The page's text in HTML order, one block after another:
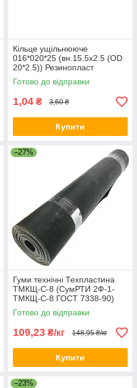
Кільце ущільнююче
016*020*25 (вн.15.5х2.5 (OD
20*2.5)) Резинопласт
Готово до відправки
1,04 ₴ 3,60 ₴
Купити
–27%
Гуми технічні Техпластина
ТМКЩ-С-8 (СумРТИ 2Ф-1-
ТМКЩ-С-8 ГОСТ 7338-90)
Готово до відправки
109,23 ₴/кг 148,95 ₴/кг
Купити
–23%